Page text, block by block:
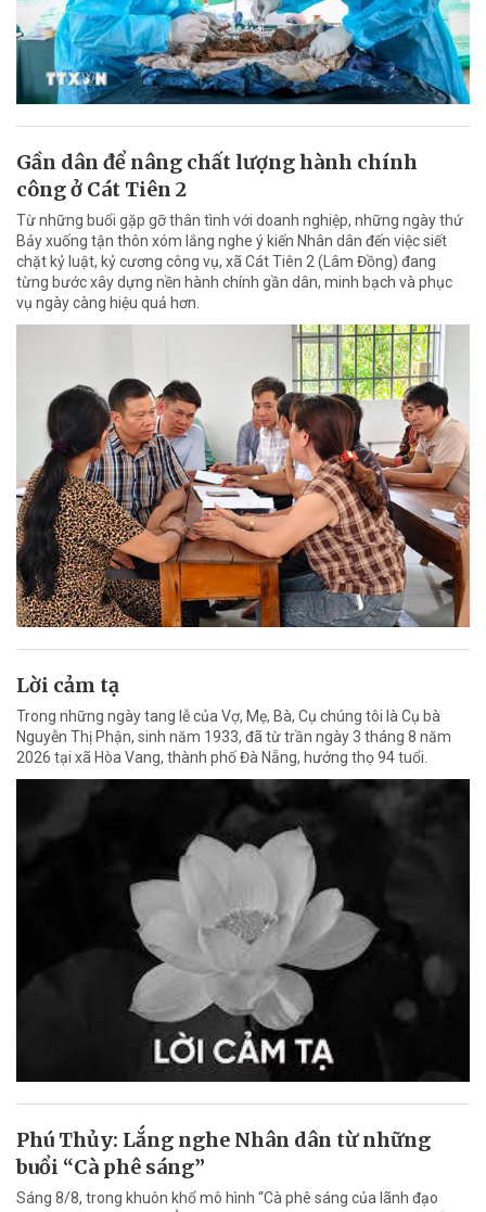
Gần dân để nâng chất lượng hành chính
công ở Cát Tiên 2
Từ những buổi gặp gỡ thân tình với doanh nghiệp, những ngày thứ
Bảy xuống tận thôn xóm lắng nghe ý kiến Nhân dân đến việc siết
chặt kỷ luật, kỷ cương công vụ, xã Cát Tiên 2 (Lâm Đồng) đang
từng bước xây dựng nền hành chính gần dân, minh bạch và phục
vụ ngày càng hiệu quả hơn.
Lời cảm tạ
Trong những ngày tang lễ của Vợ, Mẹ, Bà, Cụ chúng tôi là Cụ bà
Nguyễn Thị Phận, sinh năm 1933, đã từ trần ngày 3 tháng 8 năm
2026 tại xã Hòa Vang, thành phố Đà Nẵng, hưởng thọ 94 tuổi.
Phú Thủy: Lắng nghe Nhân dân từ những
buổi “Cà phê sáng”
Sáng 8/8, trong khuôn khổ mô hình “Cà phê sáng của lãnh đạo